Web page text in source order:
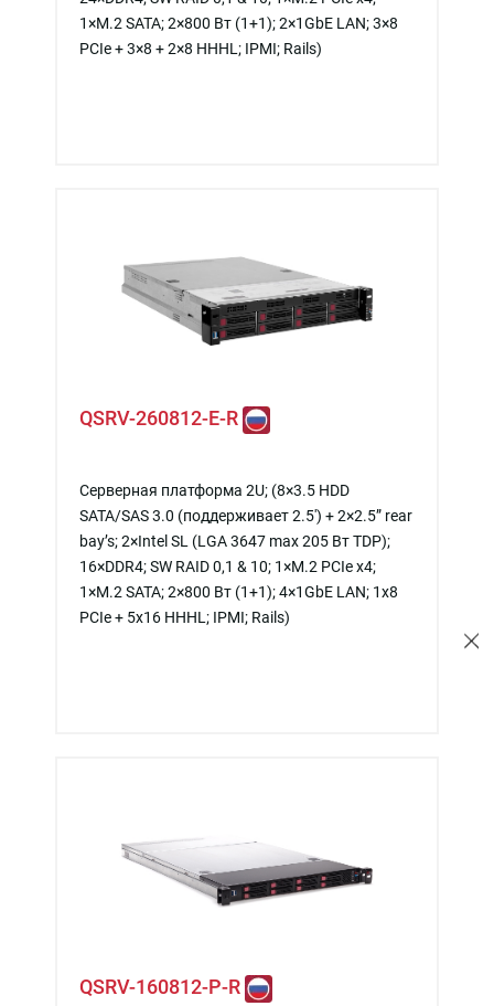
1×M.2 SATA; 2×800 Вт (1+1); 2×1GbE LAN; 3×8
PCIe + 3×8 + 2×8 HHHL; IPMI; Rails)
QSRV-260812-E-R
Серверная платформа 2U; (8×3.5 HDD
SATA/SAS 3.0 (поддерживает 2.5') + 2×2.5” rear
bay’s; 2×Intel SL (LGA 3647 max 205 Вт TDP);
16×DDR4; SW RAID 0,1 & 10; 1×M.2 PCIe x4;
1×M.2 SATA; 2×800 Вт (1+1); 4×1GbE LAN; 1х8
PCIe + 5x16 HHHL; IPMI; Rails)
QSRV-160812-P-R